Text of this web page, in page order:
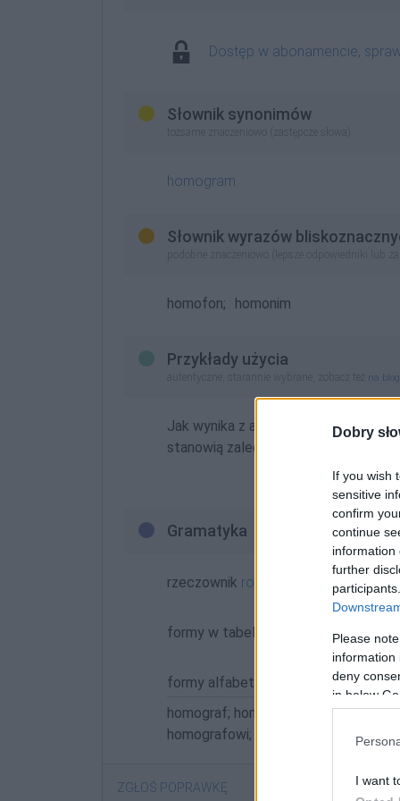
Dobry
If you wish
sensitive
confirm
continue
information
further
Please
information
deny
in below
I want
Dostęp w abonamencie,
Słownik synonimów
tożsame znaczeniowo (zastępcze słowa)
homogram
Słownik wyrazów
podobne znaczeniowo (lepsze odpowiedniki lub
homofon; homonim
Przykłady użycia
autentyczne, starannie wybrane, zobacz też na
Jak wynika z analizy, homografyto
stanowią zaledwie 0,17% zbioru
Katarzyna Wojan,
Gramatyka
rzeczownik rodzaj męskorzeczowy
formy w tabelce:
formy alfabetycznie:
homograf; homografach;
homografowi; homografu; homografy
ZGŁOŚ POPRAWKĘ